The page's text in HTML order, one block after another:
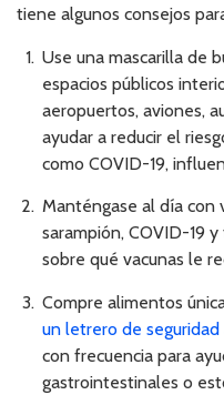
tiene algunos consejos
Use una mascarilla de
espacios públicos
aeropuertos, aviones,
ayudar a reducir el
como COVID-19,
Manténgase al día con
sarampión, COVID-19
sobre qué vacunas le
Compre alimentos
un letrero de
con frecuencia para
gastrointestinales o